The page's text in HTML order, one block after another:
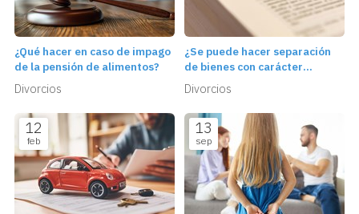
¿Qué hacer en caso de impago
de la pensión de alimentos?
Divorcios
¿Se puede hacer separación
de bienes con carácter
retroactivo?
Divorcios
12
feb
13
sep